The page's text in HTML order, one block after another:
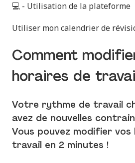
💻 - Utilisation de la plateforme
Utiliser mon calendrier de
Comment
horaires de
Votre rythme de travail
avez de nouvelles
Vous pouvez modifier vos
travail en 2 minutes !